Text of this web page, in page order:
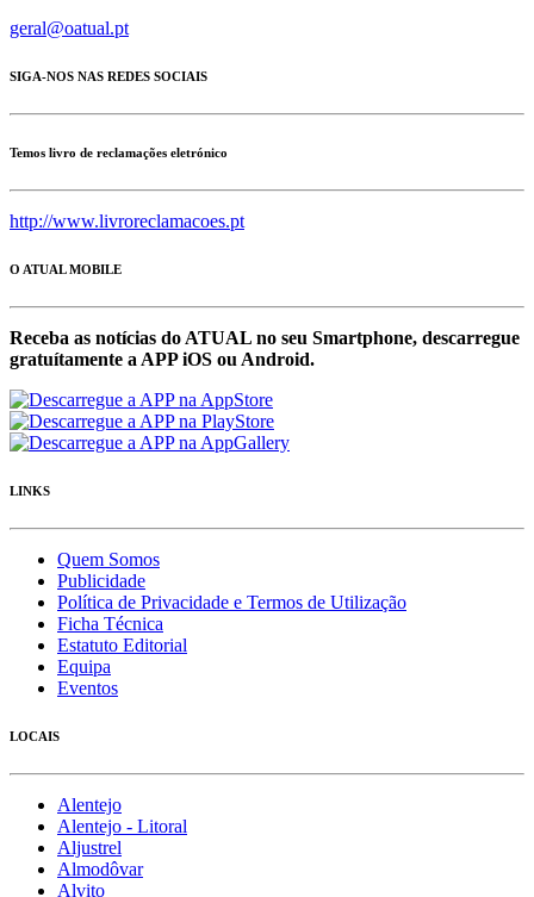
geral@oatual.pt
SIGA-NOS NAS REDES SOCIAIS
Temos livro de reclamações eletrónico
http://www.livroreclamacoes.pt
O ATUAL MOBILE
Receba as notícias do ATUAL no seu Smartphone, descarregue
gratuítamente a APP iOS ou Android.
LINKS
Quem Somos
Publicidade
Política de Privacidade e Termos de Utilização
Ficha Técnica
Estatuto Editorial
Equipa
Eventos
LOCAIS
Alentejo
Alentejo - Litoral
Aljustrel
Almodôvar
Alvito